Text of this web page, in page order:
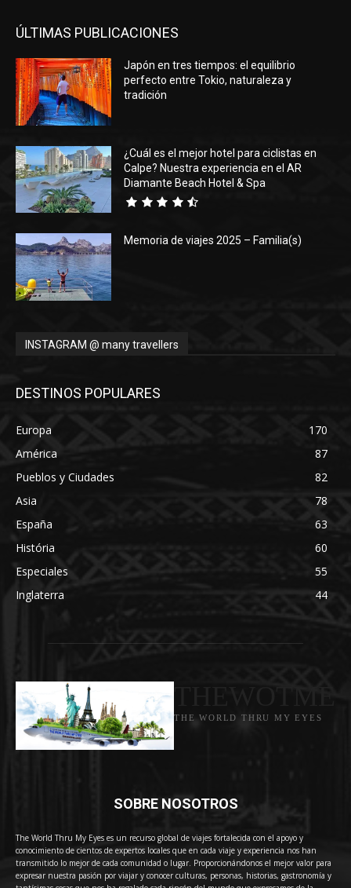
ÚLTIMAS PUBLICACIONES
Japón en tres tiempos: el equilibrio
perfecto entre Tokio, naturaleza y
tradición
¿Cuál es el mejor hotel para ciclistas en
Calpe? Nuestra experiencia en el AR
Diamante Beach Hotel & Spa
Memoria de viajes 2025 – Familia(s)
INSTAGRAM @ many travellers
DESTINOS POPULARES
Europa
170
América
87
Pueblos y Ciudades
82
Asia
78
España
63
História
60
Especiales
55
Inglaterra
44
THE WORLD THRU MY EYES
SOBRE NOSOTROS
The World Thru My Eyes es un recurso global de viajes fortalecida con el apoyo y
conocimiento de cientos de expertos locales que en cada viaje y experiencia nos han
transmitido lo mejor de cada comunidad o lugar. Proporcionándonos el mejor valor para
expresar nuestra pasión por viajar y conocer culturas, personas, historias, gastronomía y